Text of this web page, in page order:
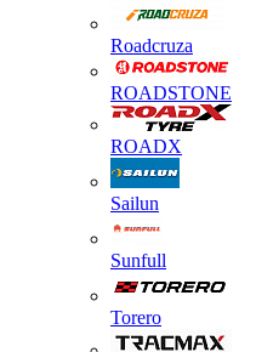
Roadcruza
ROADSTONE
ROADX
Sailun
Sunfull
Torero